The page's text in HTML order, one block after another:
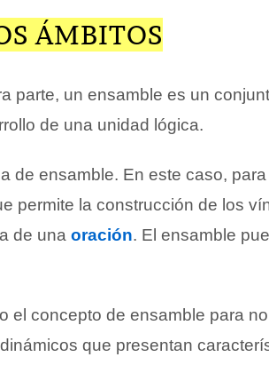
ÁMBITOS
parte, un ensamble es un
de una unidad lógica.
de ensamble. En este caso,
permite la construcción de los
de una oración. El ensamble
el concepto de ensamble para
que presentan